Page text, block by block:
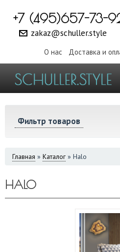
+7 (495)657-73-
zakaz@schuller.style
О нас Доставка и
Фильтр товаров
ВЫ
Главная » Каталог » Halo
HALO